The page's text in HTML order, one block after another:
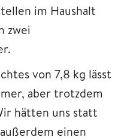
im Haushalt
zwei
von 7,8 kg lässt
aber trotzdem
hätten uns statt
einen